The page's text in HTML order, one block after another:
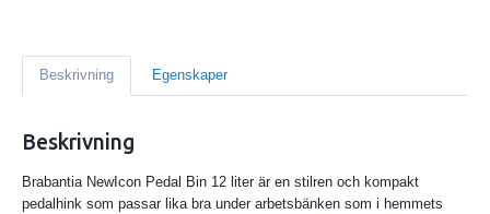
Beskrivning Egenskaper
Beskrivning
Brabantia NewIcon Pedal Bin 12 liter är en stilren och kompakt
pedalhink som passar lika bra under arbetsbänken som i hemmets